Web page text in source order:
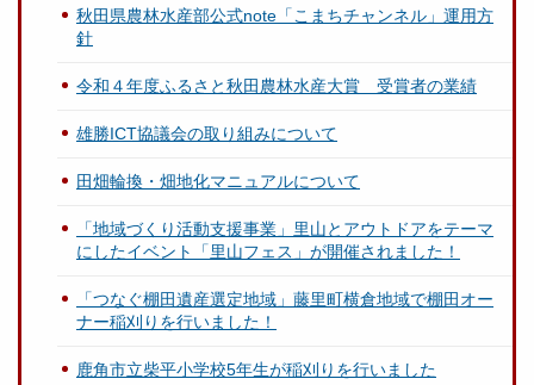
秋田県農林水産部公式note「こまちチャンネル」運用方
針
令和４年度ふるさと秋田農林水産大賞 受賞者の業績
雄勝ICT協議会の取り組みについて
田畑輪換・畑地化マニュアルについて
「地域づくり活動支援事業」里山とアウトドアをテーマ
にしたイベント「里山フェス」が開催されました！
「つなぐ棚田遺産選定地域」藤里町横倉地域で棚田オー
ナー稲刈りを行いました！
鹿角市立柴平小学校5年生が稲刈りを行いました